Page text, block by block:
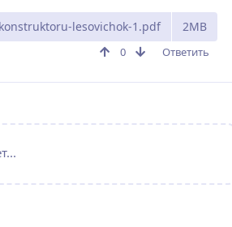
lesovichok-1.pdf 2MB
0 Ответить